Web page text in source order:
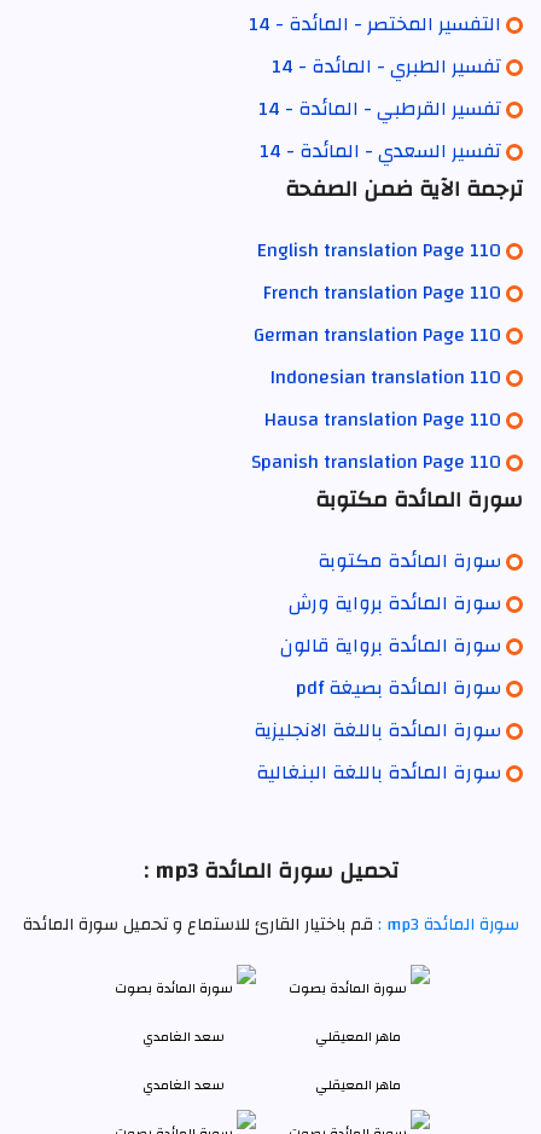
التفسير المختصر - المائدة - 14
تفسير الطبري - المائدة - 14
تفسير القرطبي - المائدة - 14
تفسير السعدي - المائدة - 14
ترجمة الآية ضمن الصفحة
English translation Page 110
French translation Page 110
German translation Page 110
Indonesian translation 110
Hausa translation Page 110
Spanish translation Page 110
سورة المائدة مكتوبة
سورة المائدة مكتوبة
سورة المائدة برواية ورش
سورة المائدة برواية قالون
سورة المائدة بصيغة pdf
سورة المائدة باللغة الانجليزية
سورة المائدة باللغة البنغالية
تحميل سورة المائدة mp3 :
سورة المائدة mp3 : قم باختيار القارئ للاستماع و تحميل سورة المائدة
ماهر المعيقلي سعد الغامدي